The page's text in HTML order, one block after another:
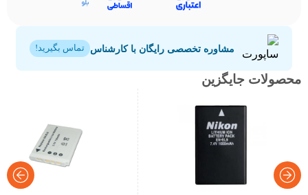
مشاوره تخصصی رایگان با کارشناس تماس بگیرید!
محصولات جایگزین